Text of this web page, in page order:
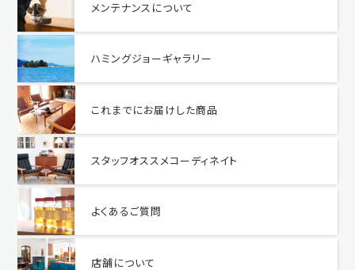
メンテナンスについて
ハミングジョーギャラリー
これまでにお届けした商品
スタッフオススメコーディネイト
よくあるご質問
店舗について